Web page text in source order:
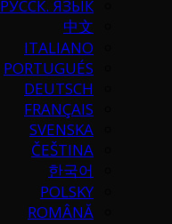
РУССК. ЯЗЫК
中文
ITALIANO
PORTUGUÉS
DEUTSCH
FRANÇAIS
SVENSKA
ČEŠTINA
한국어
POLSKY
ROMÂNĂ